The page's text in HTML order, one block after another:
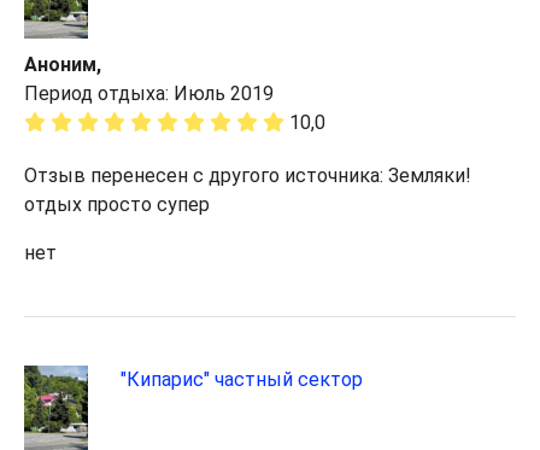
Аноним,
Период отдыха: Июль 2019
10,0
Отзыв перенесен с другого источника: Земляки!
отдых просто супер
нет
"Кипарис" частный сектор